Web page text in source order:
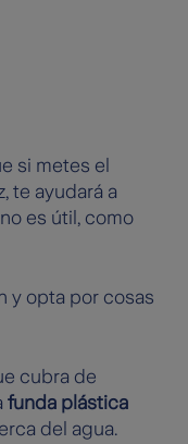
si metes el
te ayudará a
es útil, como
y opta por cosas
cubra de
funda plástica
del agua.